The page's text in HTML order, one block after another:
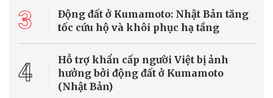
3
Động đất ở Kumamoto: Nhật Bản tăng
tốc cứu hộ và khôi phục hạ tầng
4
Hỗ trợ khẩn cấp người Việt bị ảnh
hưởng bởi động đất ở Kumamoto
(Nhật Bản)